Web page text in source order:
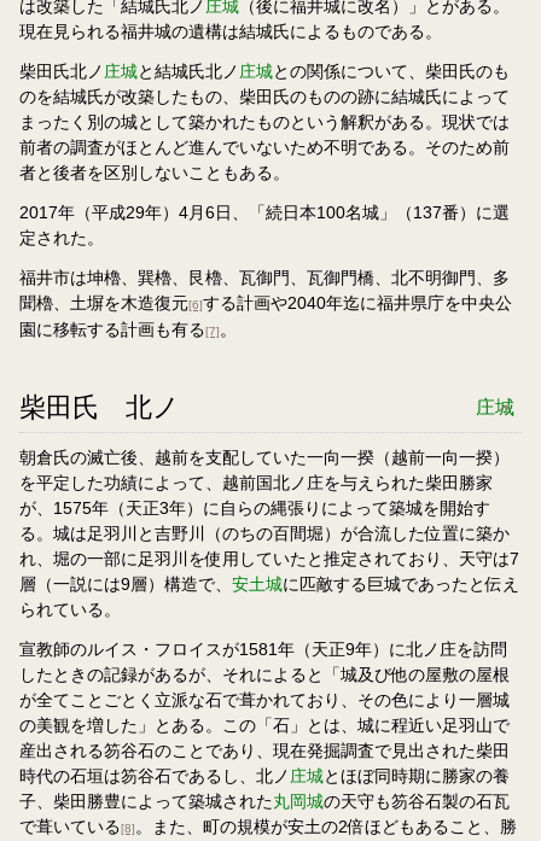
は改築した「結城氏北ノ 庄城 （後に福井城に改名）」とがある。
現在見られる福井城の遺構は結城氏によるものである。
柴田氏北ノ 庄城と結城氏北ノ 庄城との関係について、柴田氏のも
のを結城氏が改築したもの、柴田氏のものの跡に結城氏によって
まったく別の城として築かれたものという解釈がある。現状では
前者の調査がほとんど進んでいないため不明である。そのため前
者と後者を区別しないこともある。
2017年（平成29年）4月6日、「続日本100名城」（137番）に選
定された。
福井市は坤櫓、巽櫓、艮櫓、瓦御門、瓦御門橋、北不明御門、多
聞櫓、土塀を木造復元[6]する計画や2040年迄に福井県庁を中央公
園に移転する計画も有る[7] 。
柴田氏 北ノ 庄城
朝倉氏の滅亡後、越前を支配していた一向一揆（越前一向一揆）
を平定した功績によって、越前国北ノ庄を与えられた柴田勝家
が、1575年（天正3年）に自らの縄張りによって築城を開始す
る。城は足羽川と吉野川（のちの百間堀）が合流した位置に築か
れ、堀の一部に足羽川を使用していたと推定されており、天守は7
層（一説には9層）構造で、 安土城に匹敵する巨城であったと伝え
られている。
宣教師のルイス・フロイスが1581年（天正9年）に北ノ庄を訪問
したときの記録があるが、それによると「城及び他の屋敷の屋根
が全てことごとく立派な石で葺かれており、その色により一層城
の美観を増した」とある。この「石」とは、城に程近い足羽山で
産出される笏谷石のことであり、現在発掘調査で見出された柴田
時代の石垣は笏谷石であるし、北ノ 庄城とほぼ同時期に勝家の養
子、柴田勝豊によって築城された丸岡城の天守も笏谷石製の石瓦
で葺いている[8] 。また、町の規模が安土の2倍ほどもあること、勝